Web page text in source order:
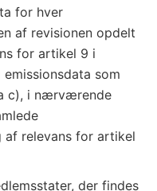
for hver
af revisionen opdelt
for artikel 9 i
som
c), i nærværende
relevans for artikel
der findes